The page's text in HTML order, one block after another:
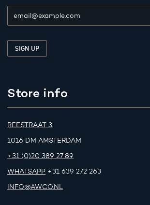
Store info
REESTRAAT 3
1016 DM AMSTERDAM
+31 (0)20 389 27 89
WHATSAPP +31 639 272 263
INFO@AWCO.NL